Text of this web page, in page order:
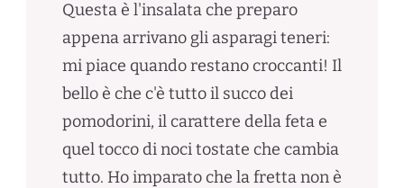
Questa è l'insalata che preparo
appena arrivano gli asparagi teneri:
mi piace quando restano croccanti! Il
bello è che c'è tutto il succo dei
pomodorini, il carattere della feta e
quel tocco di noci tostate che cambia
tutto. Ho imparato che la fretta non è